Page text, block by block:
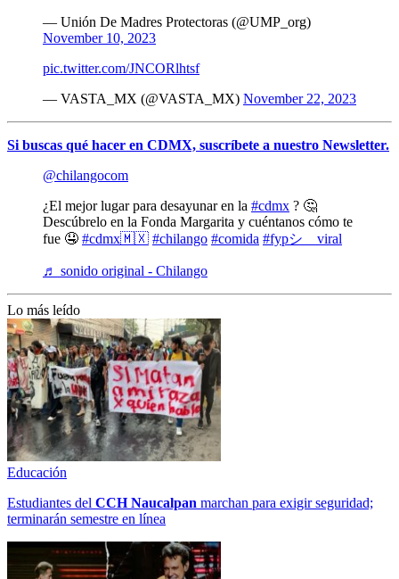
— Unión De Madres Protectoras (@UMP_org)
November 10, 2023
pic.twitter.com/JNCORlhtsf
— VASTA_MX (@VASTA_MX) November 22, 2023
Si buscas qué hacer en CDMX, suscríbete a nuestro Newsletter.
@chilangocom
¿El mejor lugar para desayunar en la #cdmx ? 🤔
Descúbrelo en la Fonda Margarita y cuéntanos cómo te
fue 🤤 #cdmx🇲🇽 #chilango #comida #fypシ゚viral
♬ sonido original - Chilango
Lo más leído
Educación
Estudiantes del CCH Naucalpan marchan para exigir seguridad;
terminarán semestre en línea